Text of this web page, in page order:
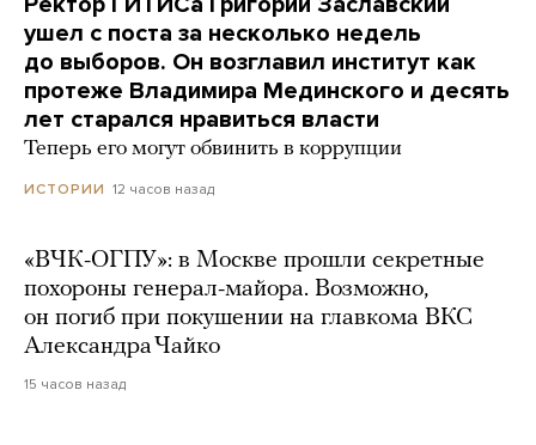
ушел с поста за несколько недель
до выборов. Он возглавил институт как
протеже Владимира Мединского и десять
лет старался нравиться власти
Теперь его могут обвинить в коррупции
ИСТОРИИ 12 часов назад
«ВЧК-ОГПУ»: в Москве прошли секретные
похороны генерал-майора. Возможно,
он погиб при покушении на главкома ВКС
Александра Чайко
15 часов назад